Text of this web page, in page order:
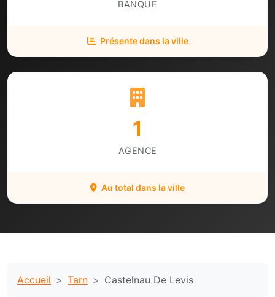
BANQUE
Présente dans la ville
1
AGENCE
Au total dans la ville
Accueil Tarn Castelnau De Levis